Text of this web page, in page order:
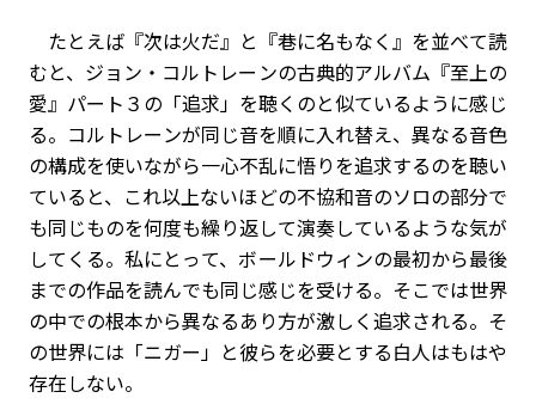
たとえば『次は火だ』と『巷に名もなく』を並べて読
むと、ジョン・コルトレーンの古典的アルバム『至上の
愛』パート３の「追求」を聴くのと似ているように感じ
る。コルトレーンが同じ音を順に入れ替え、異なる音色
の構成を使いながら一心不乱に悟りを追求するのを聴い
ていると、これ以上ないほどの不協和音のソロの部分で
も同じものを何度も繰り返して演奏しているような気が
してくる。私にとって、ボールドウィンの最初から最後
までの作品を読んでも同じ感じを受ける。そこでは世界
の中での根本から異なるあり方が激しく追求される。そ
の世界には「ニガー」と彼らを必要とする白人はもはや
存在しない。